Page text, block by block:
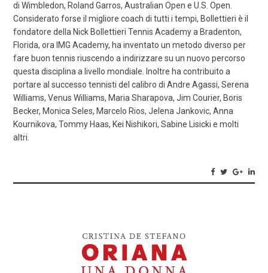
di Wimbledon, Roland Garros, Australian Open e U.S. Open.
Considerato forse il migliore coach di tutti i tempi, Bollettieri è il
fondatore della Nick Bollettieri Tennis Academy a Bradenton,
Florida, ora IMG Academy, ha inventato un metodo diverso per
fare buon tennis riuscendo a indirizzare su un nuovo percorso
questa disciplina a livello mondiale. Inoltre ha contribuito a
portare al successo tennisti del calibro di Andre Agassi, Serena
Williams, Venus Williams, Maria Sharapova, Jim Courier, Boris
Becker, Monica Seles, Marcelo Rios, Jelena Jankovic, Anna
Kournikova, Tommy Haas, Kei Nishikori, Sabine Lisicki e molti
altri.